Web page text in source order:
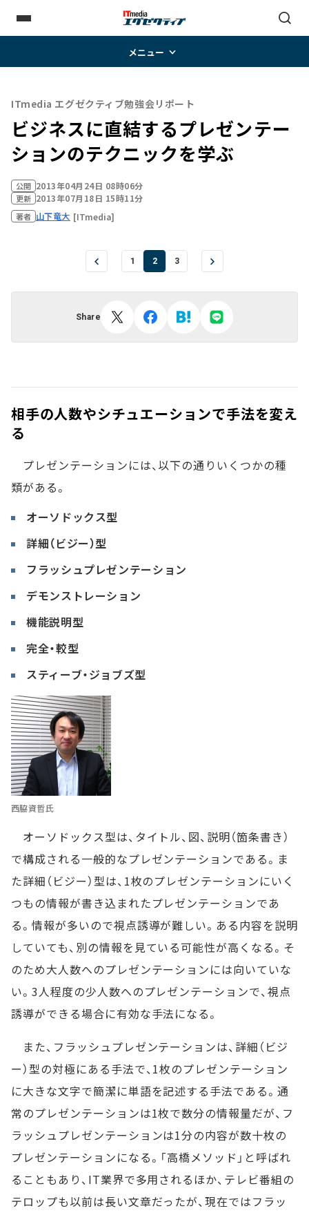
メニュー
ITmedia エグゼクティブ勉強会リポート
ビジネスに直結するプレゼンテー
ションのテクニックを学ぶ
公開 2013年04月24日 08時06分
更新 2013年07月18日 15時11分
著者 山下竜大 [ITmedia]
1 2 3
Share
相手の人数やシチュエーションで手法を変え
る
プレゼンテーションには、以下の通りいくつかの種
類がある。
オーソドックス型
詳細（ビジー）型
フラッシュプレゼンテーション
デモンストレーション
機能説明型
完全・較型
スティーブ・ジョブズ型
西脇資哲氏
オーソドックス型は、タイトル、図、説明（箇条書き）
で構成される一般的なプレゼンテーションである。ま
た詳細（ビジー）型は、1枚のプレゼンテーションにいく
つもの情報が書き込まれたプレゼンテーションであ
る。情報が多いので視点誘導が難しい。ある内容を説明
していても、別の情報を見ている可能性が高くなる。そ
のため大人数へのプレゼンテーションには向いていな
い。3人程度の少人数へのプレゼンテーションで、視点
誘導ができる場合に有効な手法になる。
また、フラッシュプレゼンテーションは、詳細（ビジ
ー）型の対極にある手法で、1枚のプレゼンテーション
に大きな文字で簡潔に単語を記述する手法である。通
常のプレゼンテーションは1枚で数分の情報量だが、フ
ラッシュプレゼンテーションは1分の内容が数十枚の
プレゼンテーションになる。「高橋メソッド」と呼ばれ
ることもあり、IT業界で多用されるほか、テレビ番組の
テロップも以前は長い文章だったが、現在ではフラッ